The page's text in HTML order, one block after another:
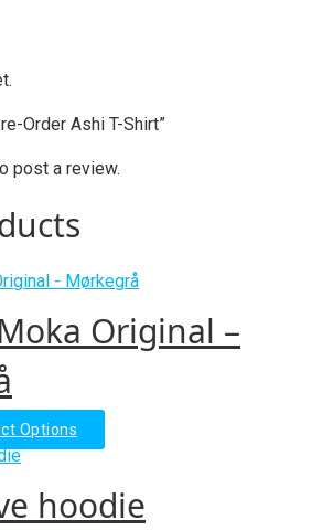
Order Ashi T-Shirt”
post a review.
Original –
Options
product
multiple
hoodie